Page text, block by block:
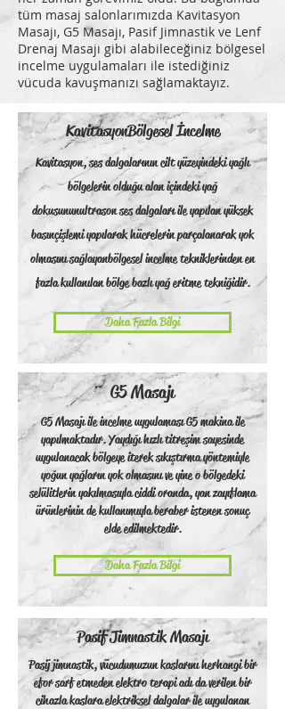
tüm masaj salonlarımızda Kavitasyon
Masajı, G5 Masajı, Pasif Jimnastik ve Lenf
Drenaj Masajı gibi alabileceğiniz bölgesel
incelme uygulamaları ile istediğiniz
vücuda kavuşmanızı sağlamaktayız.
Kavitasyon, ses dalgalarının cilt yüzeyindeki yağlı
bölgelerin olduğu alan içindeki yağ
dokusunun ultrason ses dalgaları ile yapılan yüksek
basınç işlemi yapılarak hücrelerin parçalanarak yok
olmasını sağlayan bölgesel incelme tekniklerinden en
fazla kullanılan bölge bazlı yağ eritme tekniğidir.
KavitasyonBölgesel İncelme
Daha Fazla Bilgi
G5 Masajı ile incelme uygulaması G5 makina ile
yapılmaktadır. Yaydığı hızlı titreşim sayesinde
uygulanacak bölgeye iterek sıkıştırma yöntemiyle
yoğun yağların yok olmasını ve yine o bölgedeki
selülitlerin yakılmasıyla ciddi oranda, yan zayıflama
ürünlerinin de kullanımıyla beraber istenen sonuç
elde edilmektedir.
G5 Masajı
Daha Fazla Bilgi
Pasij jimnastik, vücudumuzun kaslarını herhangi bir
efor sarf etmeden elektro terapi adı da verilen bir
cihazla kaslara elektriksel dalgalar ile uygulanan
Pasif Jimnastik Masajı